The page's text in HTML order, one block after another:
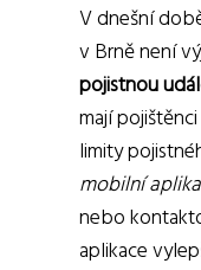
V dnešní
v Brně není
pojistnou
mají
limity
mobilní
nebo
aplikace